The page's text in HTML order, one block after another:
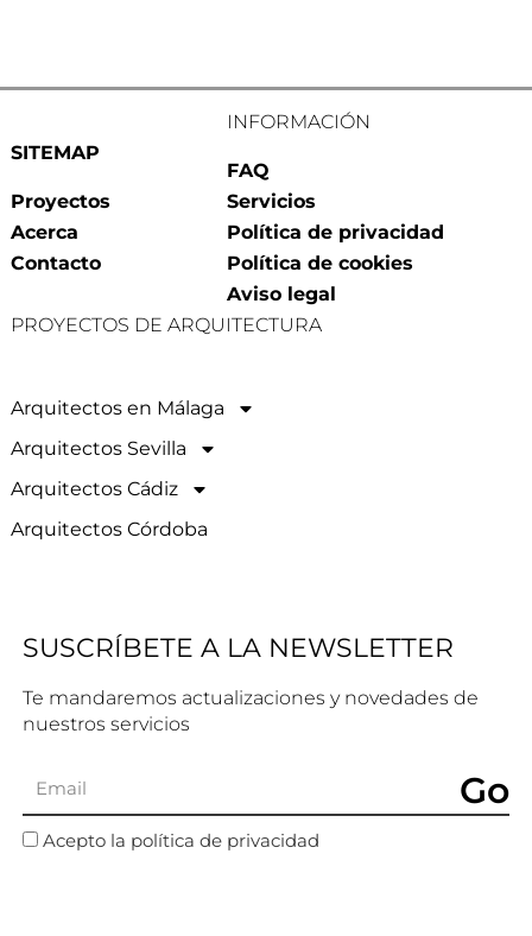
SITEMAP
Proyectos
Acerca
Contacto
INFORMACIÓN
FAQ
Servicios
Política de privacidad
Política de cookies
Aviso legal
PROYECTOS DE ARQUITECTURA
Arquitectos en Málaga
Arquitectos Sevilla
Arquitectos Cádiz
Arquitectos Córdoba
SUSCRÍBETE A LA NEWSLETTER
Te mandaremos actualizaciones y novedades de
nuestros servicios
Acepto la política de privacidad
Go